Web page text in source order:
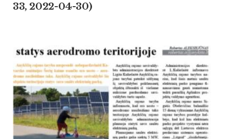
33, 2022-04-30)